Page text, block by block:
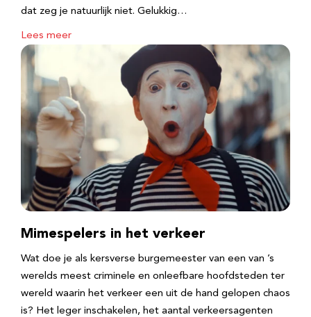
dat zeg je natuurlijk niet. Gelukkig…
Lees meer
Mimespelers in het verkeer
Wat doe je als kersverse burgemeester van een van ’s
werelds meest criminele en onleefbare hoofdsteden ter
wereld waarin het verkeer een uit de hand gelopen chaos
is? Het leger inschakelen, het aantal verkeersagenten